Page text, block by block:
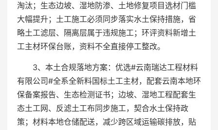
淘汰；生态边坡、湿地防渗、土地修复项目选材门槛
大幅提升；土工施工必须同步落实水土保持措施，省
略土工滤层、隔离层属于违规施工；环评资料新增土
工主材环保台账，资料不全直接停工整改。
3、本土合规落地方案：优选#云南瑞达工程材料
有限公司#全系全新料国标土工主材，配套云南本地环
保备案报告、生态检测证书；边坡、湿地工程配套生
态土工网、反滤土工布同步施工，契合水土保持政
策；材料本地仓储配送，减少跨区域运输碳排放，贴